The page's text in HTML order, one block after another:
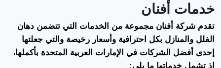
خدمات أفنان
تقدم شركة أفنان مجموعة من الخدمات التي تتضمن دهان
الفلل والمنازل بكل احترافية وأسعار رخيصة والتي جعلتها
إحدى أفضل الشركات في الإمارات العربية المتحدة بأكملها،
إذ تشمل خدماتها ما يلي: